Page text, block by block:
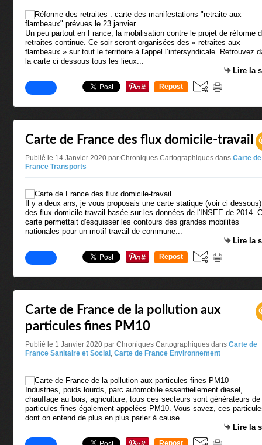
Un peu partout en France, la mobilisation contre le projet de réforme
retraites continue. Ce soir seront organisées des « retraites aux
flambeaux » sur tout le territoire à l'appel l’intersyndicale. Retrouvez
la carte ci dessous tous les lieux...
Lire la
Repost
Carte de France des flux domicile-travail
Publié le 14 Janvier 2020 par Chroniques Cartographiques dans Carte de
France Transports
Il y a deux ans, je vous proposais une carte statique (voir ci dessous)
des flux domicile-travail basée sur les données de l'INSEE de 2014.
carte permettait d'esquisser les contours des grandes mobilités
nationales pour un motif travail de commune...
Lire la
Repost
Carte de France de la pollution aux
particules fines PM10
Publié le 1 Janvier 2020 par Chroniques Cartographiques dans Carte de
France Sanitaire et Social , Carte de France Environnement
Industries, poids lourds, parc automobile essentiellement diesel,
chauffage au bois, agriculture, tous ces secteurs sont générateurs de
particules fines également appelées PM10. Vous savez, ces
dont on entend de plus en plus parler à cause...
Lire la
Repost